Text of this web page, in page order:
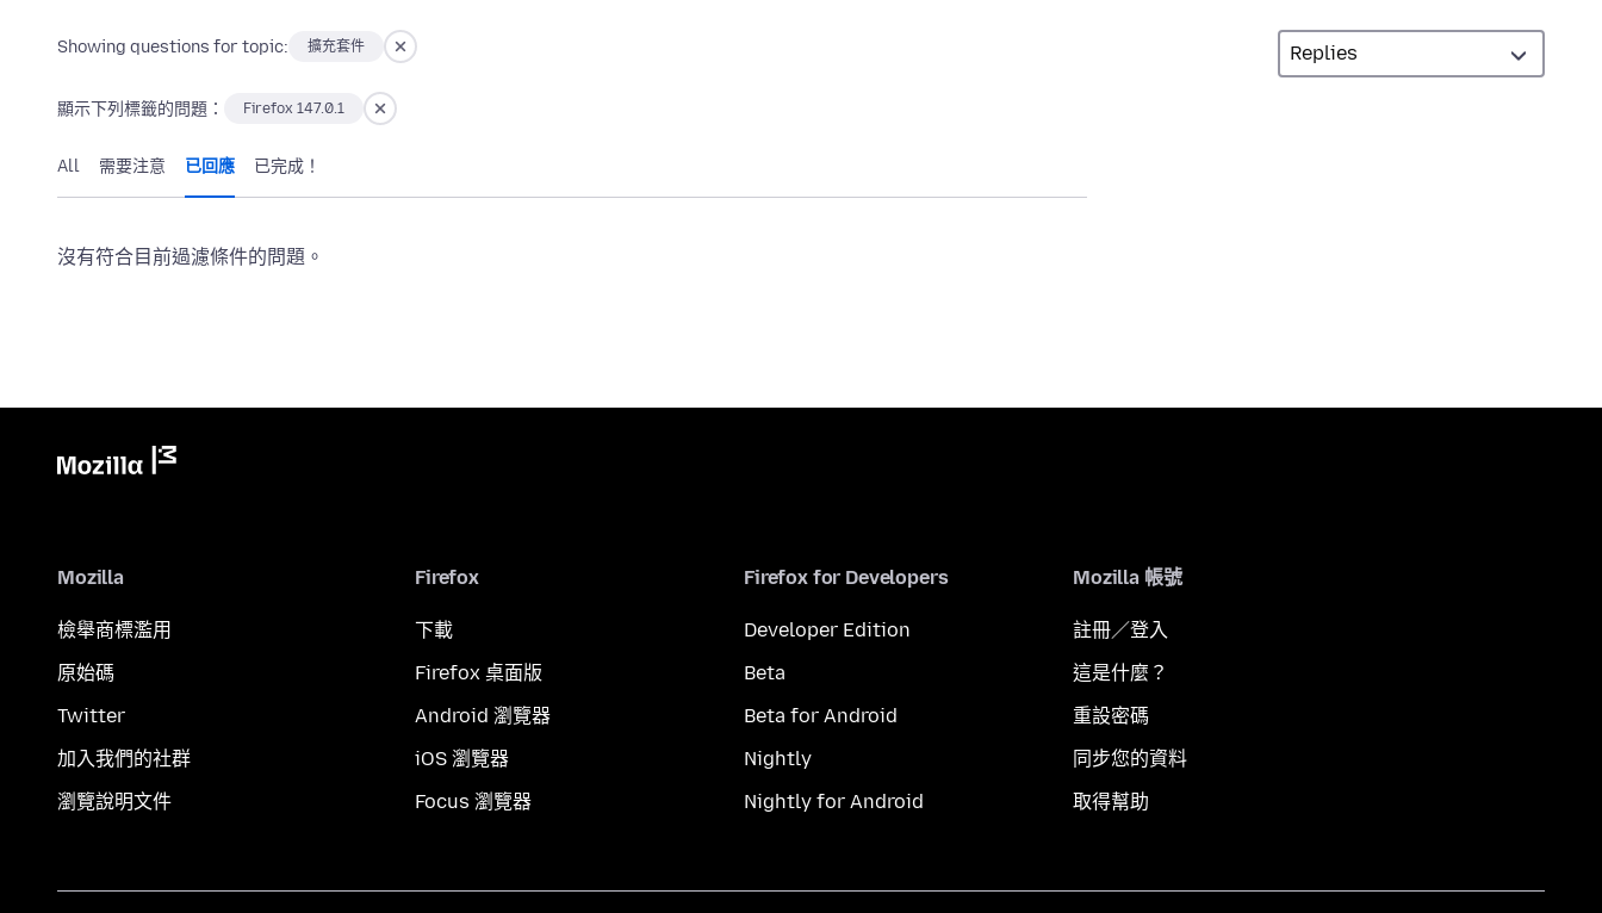
Showing questions for topic: 擴充套件
顯示下列標籤的問題： Firefox 147.0.1
All 需要注意 已回應 已完成！
沒有符合目前過濾條件的問題。
Mozilla
檢舉商標濫用
原始碼
Twitter
加入我們的社群
瀏覽說明文件
Firefox
下載
Firefox 桌面版
Android 瀏覽器
iOS 瀏覽器
Focus 瀏覽器
Firefox for Developers
Developer Edition
Beta
Beta for Android
Nightly
Nightly for Android
Mozilla 帳號
註冊／登入
這是什麼？
重設密碼
同步您的資料
取得幫助